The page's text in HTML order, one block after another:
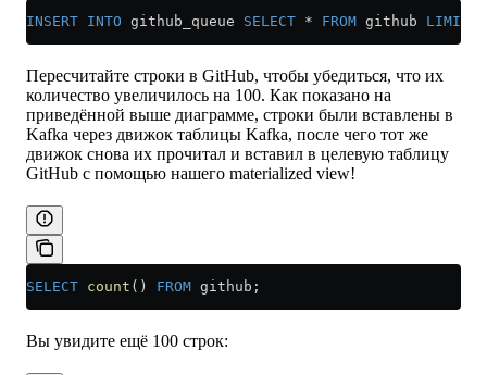
INSERT INTO github_queue SELECT * FROM github LIMIT
Пересчитайте строки в GitHub, чтобы убедиться, что их
количество увеличилось на 100. Как показано на
приведённой выше диаграмме, строки были вставлены в
Kafka через движок таблицы Kafka, после чего тот же
движок снова их прочитал и вставил в целевую таблицу
GitHub с помощью нашего materialized view!
SELECT count () FROM github;
Вы увидите ещё 100 строк: